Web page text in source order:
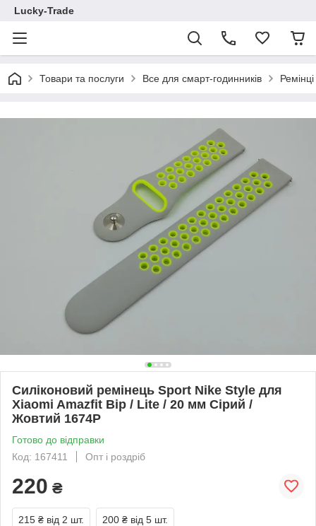
Lucky-Trade
Товари та послуги Все для смарт-годинників
Силіконовий ремінець Sport Nike Style для
Xiaomi Amazfit Bip / Lite / 20 мм Сірий /
Жовтий 1674P
Готово до відправки
Код: 167411
Опт і роздріб
220 ₴
215 ₴ від 2 шт. 200 ₴ від 5 шт.